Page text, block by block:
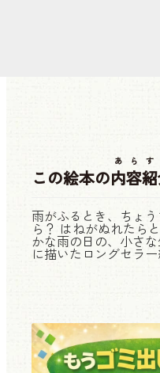
この絵本の内容
あらす
雨がふるとき、ちょ
ら？ はねがぬれたら
かな雨の日の、小さ
に描いたロングセラ